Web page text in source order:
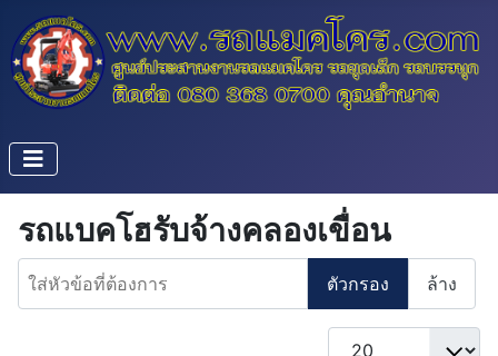
รถแบคโฮรับจ้างคลองเขื่อน
ใส่หัวข้อที่ต้องการ
ตัวกรอง ล้าง
แสดง #